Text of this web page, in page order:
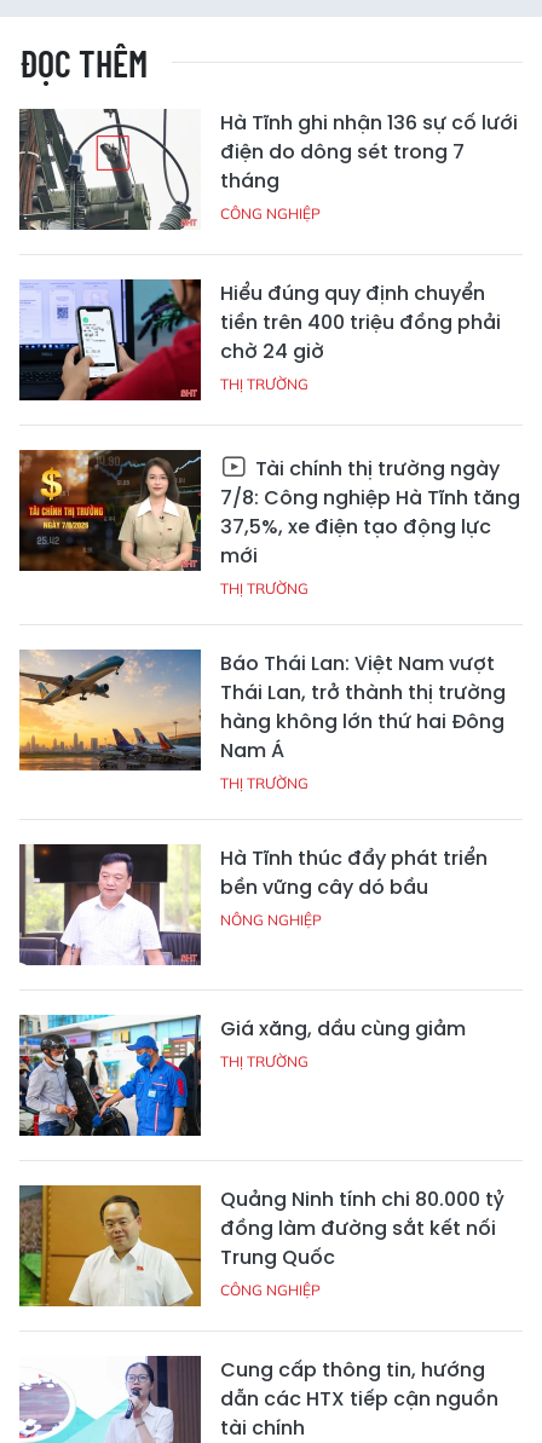
ĐỌC THÊM
Hà Tĩnh ghi nhận 136 sự cố lưới
điện do dông sét trong 7
tháng
CÔNG NGHIỆP
Hiểu đúng quy định chuyển
tiền trên 400 triệu đồng phải
chờ 24 giờ
THỊ TRƯỜNG
Tài chính thị trường ngày
7/8: Công nghiệp Hà Tĩnh tăng
37,5%, xe điện tạo động lực
mới
THỊ TRƯỜNG
Báo Thái Lan: Việt Nam vượt
Thái Lan, trở thành thị trường
hàng không lớn thứ hai Đông
Nam Á
THỊ TRƯỜNG
Hà Tĩnh thúc đẩy phát triển
bền vững cây dó bầu
NÔNG NGHIỆP
Giá xăng, dầu cùng giảm
THỊ TRƯỜNG
Quảng Ninh tính chi 80.000 tỷ
đồng làm đường sắt kết nối
Trung Quốc
CÔNG NGHIỆP
Cung cấp thông tin, hướng
dẫn các HTX tiếp cận nguồn
tài chính